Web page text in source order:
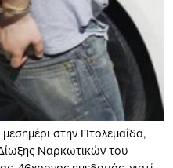
στην Πτολεμαΐδα,
Ναρκωτικών του